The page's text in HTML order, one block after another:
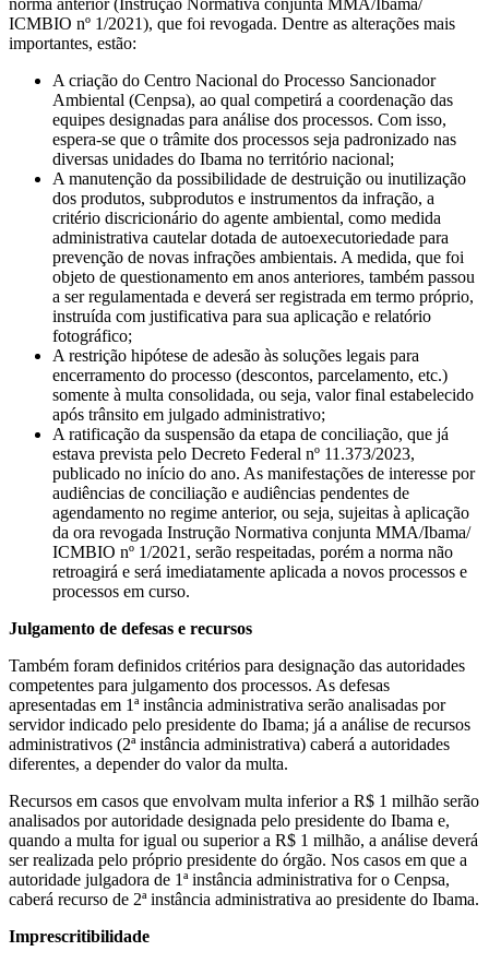
norma anterior (Instrução Normativa conjunta MMA/Ibama/
ICMBIO nº 1/2021), que foi revogada. Dentre as alterações mais
importantes, estão:
A criação do Centro Nacional do Processo Sancionador
Ambiental (Cenpsa), ao qual competirá a coordenação das
equipes designadas para análise dos processos. Com isso,
espera-se que o trâmite dos processos seja padronizado nas
diversas unidades do Ibama no território nacional;
A manutenção da possibilidade de destruição ou inutilização
dos produtos, subprodutos e instrumentos da infração, a
critério discricionário do agente ambiental, como medida
administrativa cautelar dotada de autoexecutoriedade para
prevenção de novas infrações ambientais. A medida, que foi
objeto de questionamento em anos anteriores, também passou
a ser regulamentada e deverá ser registrada em termo próprio,
instruída com justificativa para sua aplicação e relatório
fotográfico;
A restrição hipótese de adesão às soluções legais para
encerramento do processo (descontos, parcelamento, etc.)
somente à multa consolidada, ou seja, valor final estabelecido
após trânsito em julgado administrativo;
A ratificação da suspensão da etapa de conciliação, que já
estava prevista pelo Decreto Federal nº 11.373/2023,
publicado no início do ano. As manifestações de interesse por
audiências de conciliação e audiências pendentes de
agendamento no regime anterior, ou seja, sujeitas à aplicação
da ora revogada Instrução Normativa conjunta MMA/Ibama/
ICMBIO nº 1/2021, serão respeitadas, porém a norma não
retroagirá e será imediatamente aplicada a novos processos e
processos em curso.
Julgamento de defesas e recursos
Também foram definidos critérios para designação das autoridades
competentes para julgamento dos processos. As defesas
apresentadas em 1ª instância administrativa serão analisadas por
servidor indicado pelo presidente do Ibama; já a análise de recursos
administrativos (2ª instância administrativa) caberá a autoridades
diferentes, a depender do valor da multa.
Recursos em casos que envolvam multa inferior a R$ 1 milhão serão
analisados por autoridade designada pelo presidente do Ibama e,
quando a multa for igual ou superior a R$ 1 milhão, a análise deverá
ser realizada pelo próprio presidente do órgão. Nos casos em que a
autoridade julgadora de 1ª instância administrativa for o Cenpsa,
caberá recurso de 2ª instância administrativa ao presidente do Ibama.
Imprescritibilidade